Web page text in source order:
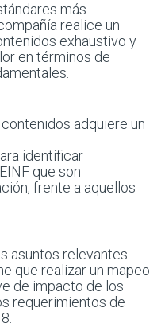
más
realice un
exhaustivo y
en términos de
adquiere un
identificar
que son
frente a aquellos
asuntos relevantes
que realizar un mapeo
de impacto de los
requerimientos de